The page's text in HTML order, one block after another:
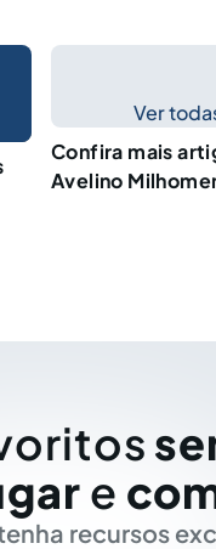
Ver
Confira mais
Avelino
e
recursos